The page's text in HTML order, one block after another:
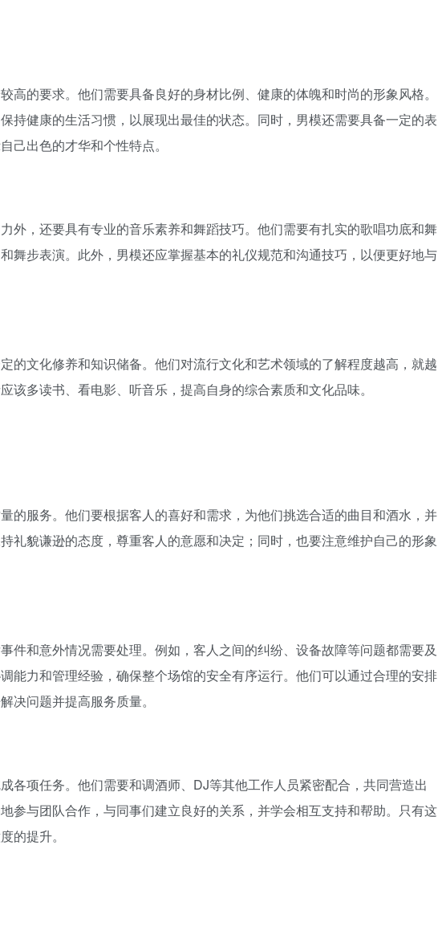
高的要求。他们需要具备良好的身材比例、健康的体魄和时尚的形象风格。
持健康的生活习惯，以展现出最佳的状态。同时，男模还需要具备一定的表
己出色的才华和个性特点。
外，还要具有专业的音乐素养和舞蹈技巧。他们需要有扎实的歌唱功底和舞
舞步表演。此外，男模还应掌握基本的礼仪规范和沟通技巧，以便更好地与
的文化修养和知识储备。他们对流行文化和艺术领域的了解程度越高，就越
该多读书、看电影、听音乐，提高自身的综合素质和文化品味。
的服务。他们要根据客人的喜好和需求，为他们挑选合适的曲目和酒水，并
礼貌谦逊的态度，尊重客人的意愿和决定；同时，也要注意维护自己的形象
件和意外情况需要处理。例如，客人之间的纠纷、设备故障等问题都需要及
能力和管理经验，确保整个场馆的安全有序运行。他们可以通过合理的安排
决问题并提高服务质量。
各项任务。他们需要和调酒师、DJ等其他工作人员紧密配合，共同营造出
参与团队合作，与同事们建立良好的关系，并学会相互支持和帮助。只有这
的提升。